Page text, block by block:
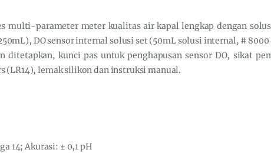
multi-parameter meter kualitas air kapal lengkap dengan
DO sensor internal solusi set (50mL solusi internal, # 8000
ditetapkan, kunci pas untuk penghapusan sensor DO, sikat
(LR14), lemak silikon dan instruksi manual.
14; Akurasi: ± 0,1 pH